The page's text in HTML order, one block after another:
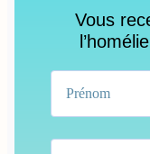
Vous